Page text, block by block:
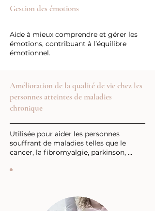
Gestion des émotions
Aide à mieux comprendre et gérer les
émotions, contribuant à l’équilibre
émotionnel.
Amélioration de la qualité de vie chez les
personnes atteintes de maladies
chronique
Utilisée pour aider les personnes
souffrant de maladies telles que le
cancer, la fibromyalgie, parkinson, …